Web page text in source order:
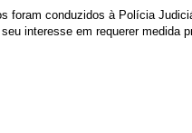
foram conduzidos à Polícia
interesse em requerer medida